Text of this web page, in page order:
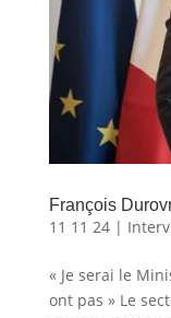
François
11 11 24|
« Je serai le
ont pas » Le